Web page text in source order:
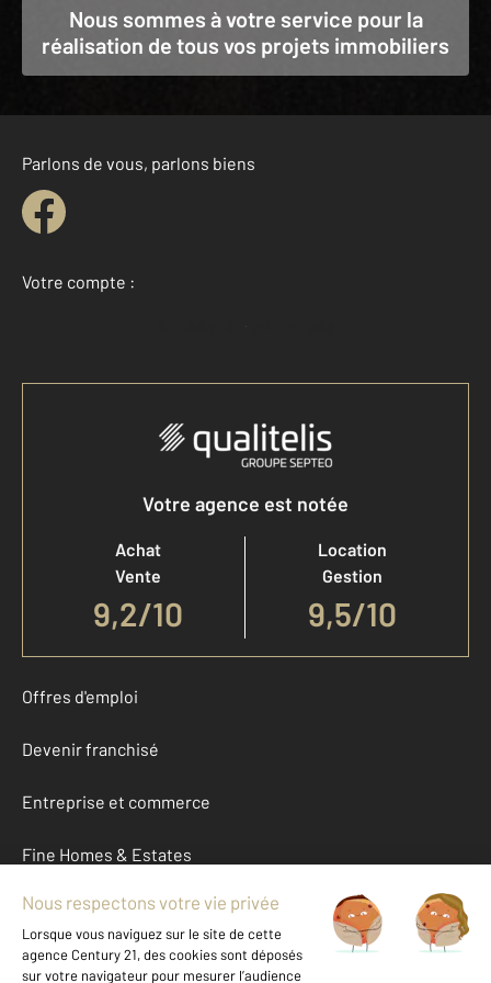
Nous sommes à votre service pour la
réalisation de tous vos projets immobiliers
Parlons de vous, parlons biens
Votre compte :
Accéder à mon compte
Votre agence est notée
Achat
Vente
9,2/10
Location
Gestion
9,5/10
Offres d'emploi
Devenir franchisé
Entreprise et commerce
Fine Homes & Estates
À propos
International